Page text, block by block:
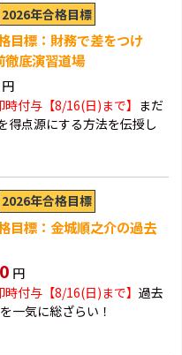
2026年合格目標
目標：財務で差をつけ
徹底演習道場
円
付与【8/16(日)まで】 まだ
得点源にする方法を伝授し
2026年合格目標
目標：金城順之介の過去
円
付与【8/16(日)まで】 過去
一気に総ざらい！